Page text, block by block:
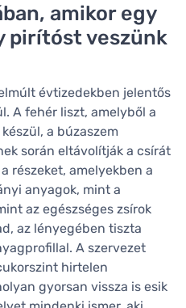
amikor egy
pirítóst veszünk
évtizedekben jelentős
A fehér liszt, amelyből a
a búzaszem
során eltávolítják a csírát
részeket, amelyekben a
anyagok, mint a
az egészséges zsírok
az lényegében tiszta
A szervezet
hirtelen
gyorsan vissza is esik